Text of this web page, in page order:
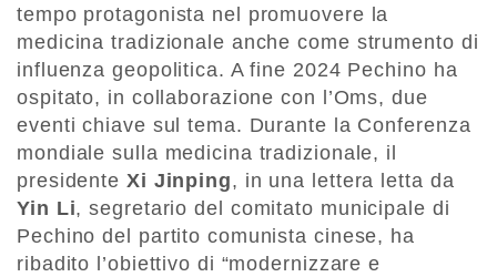
tempo protagonista nel promuovere la
medicina tradizionale anche come strumento di
influenza geopolitica. A fine 2024 Pechino ha
ospitato, in collaborazione con l’Oms, due
eventi chiave sul tema. Durante la Conferenza
mondiale sulla medicina tradizionale, il
presidente Xi Jinping, in una lettera letta da
Yin Li, segretario del comitato municipale di
Pechino del partito comunista cinese, ha
ribadito l’obiettivo di “modernizzare e